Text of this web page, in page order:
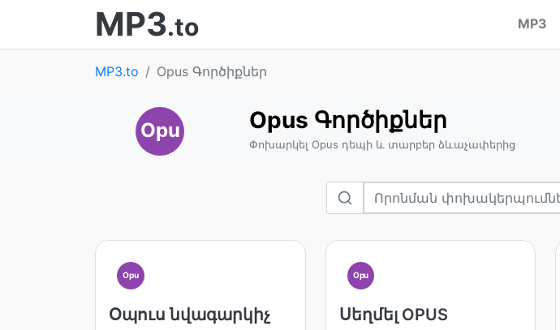
MP3.to MP3
MP3.to Opus Գործիքներ
Opu Opus Գործիքներ
Փոխարկել Opus դեպի և տարբեր ձևաչափերից
Opu
Օպուս նվագարկիչ
Opu
Սեղմել OPUS